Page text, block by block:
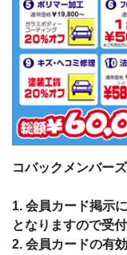
コバックメンバー
1. 会員カード掲示
となりますので受
2. 会員カードの有